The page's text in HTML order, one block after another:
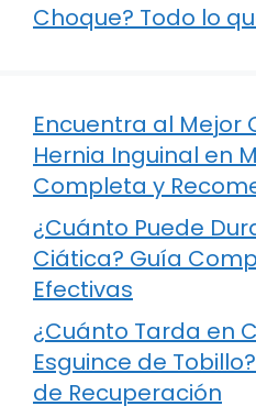
Choque? Todo lo
Encuentra al Mejor
Hernia Inguinal en
Completa y
¿Cuánto Puede
Ciática? Guía
Efectivas
¿Cuánto Tarda en
Esguince de
de Recuperación